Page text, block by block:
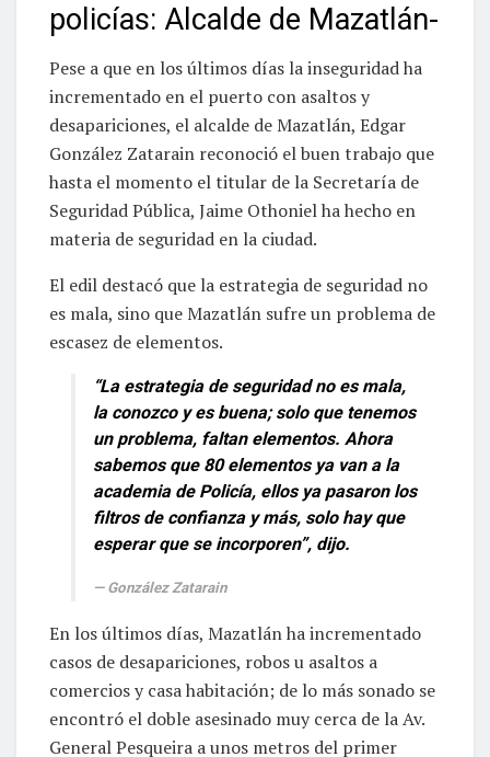
policías: Alcalde de Mazatlán-
Pese a que en los últimos días la inseguridad ha
incrementado en el puerto con asaltos y
desapariciones, el alcalde de Mazatlán, Edgar
González Zatarain reconoció el buen trabajo que
hasta el momento el titular de la Secretaría de
Seguridad Pública, Jaime Othoniel ha hecho en
materia de seguridad en la ciudad.
El edil destacó que la estrategia de seguridad no
es mala, sino que Mazatlán sufre un problema de
escasez de elementos.
“La estrategia de seguridad no es mala,
la conozco y es buena; solo que tenemos
un problema, faltan elementos. Ahora
sabemos que 80 elementos ya van a la
academia de Policía, ellos ya pasaron los
filtros de confianza y más, solo hay que
esperar que se incorporen”, dijo.
González Zatarain
En los últimos días, Mazatlán ha incrementado
casos de desapariciones, robos u asaltos a
comercios y casa habitación; de lo más sonado se
encontró el doble asesinado muy cerca de la Av.
General Pesqueira a unos metros del primer